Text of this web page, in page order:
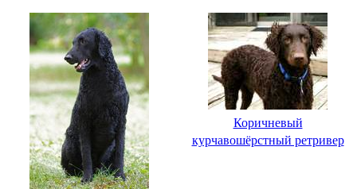
Коричневый
курчавошёрстный ретривер